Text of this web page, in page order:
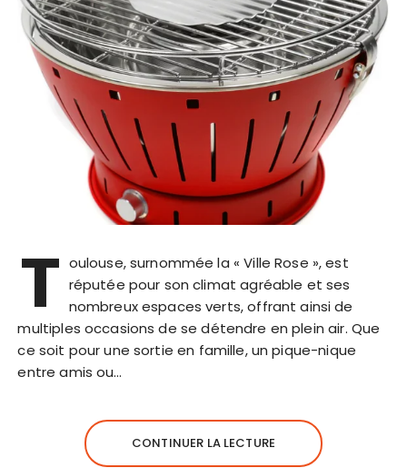
T oulouse, surnommée la « Ville Rose », est
réputée pour son climat agréable et ses
nombreux espaces verts, offrant ainsi de
multiples occasions de se détendre en plein air. Que
ce soit pour une sortie en famille, un pique-nique
entre amis ou…
CONTINUER LA LECTURE